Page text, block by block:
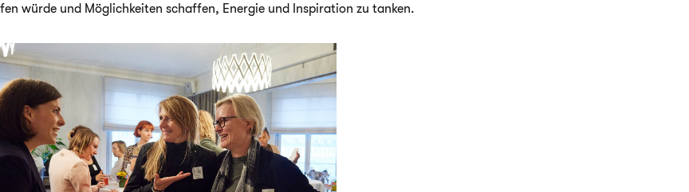
würde und Möglichkeiten schaffen, Energie und Inspiration zu tanken.